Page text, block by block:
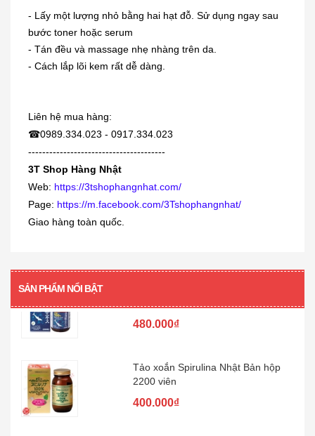
- Lấy một lượng nhỏ bằng hai hạt đỗ. Sử dụng ngay sau
bước toner hoặc serum
- Tán đều và massage nhẹ nhàng trên da.
- Cách lắp lõi kem rất dễ dàng.
Liên hệ mua hàng:
☎0989.334.023 - 0917.334.023
---------------------------------------
3T Shop Hàng Nhật
Web: https://3tshophangnhat.com/
Page: https://m.facebook.com/3Tshophangnhat/
Giao hàng toàn quốc.
SẢN PHẨM NỔI BẬT
chai...
230.000₫
Siro viêm - sổ mũi Muhi 120ml
[360 viên] Dầu gan cá mập Orihiro
480.000₫
2200 viên
400.000₫